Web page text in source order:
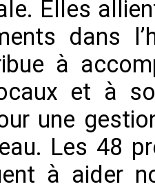
Elles
dans
à
et à
une
Les 48
à aider